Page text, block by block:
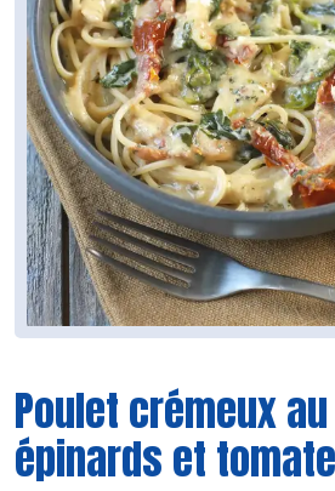
Poulet crémeux
épinards et